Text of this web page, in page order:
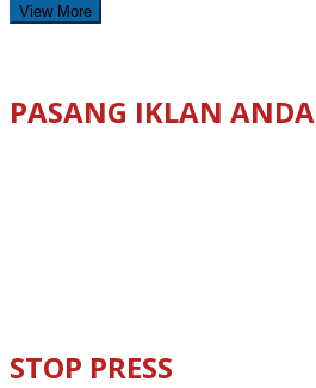
View More
PASANG IKLAN ANDA
STOP PRESS